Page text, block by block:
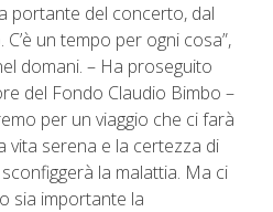
portante del concerto, dal
un tempo per ogni cosa”,
domani. – Ha proseguito
del Fondo Claudio Bimbo –
per un viaggio che ci farà
vita serena e la certezza di
la malattia. Ma ci
sia importante la